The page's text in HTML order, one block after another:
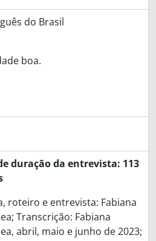
do Brasil
boa.
duração da entrevista: 113
roteiro e entrevista: Fabiana
Transcrição: Fabiana
abril, maio e junho de 2023;